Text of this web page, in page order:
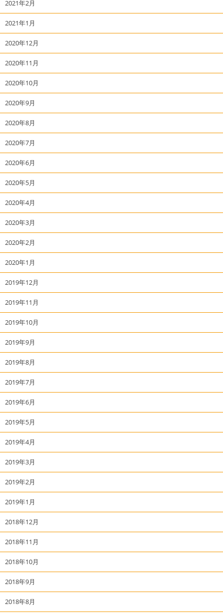
2021年2月
2021年1月
2020年12月
2020年11月
2020年10月
2020年9月
2020年8月
2020年7月
2020年6月
2020年5月
2020年4月
2020年3月
2020年2月
2020年1月
2019年12月
2019年11月
2019年10月
2019年9月
2019年8月
2019年7月
2019年6月
2019年5月
2019年4月
2019年3月
2019年2月
2019年1月
2018年12月
2018年11月
2018年10月
2018年9月
2018年8月